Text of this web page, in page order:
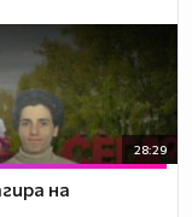
28:29
на